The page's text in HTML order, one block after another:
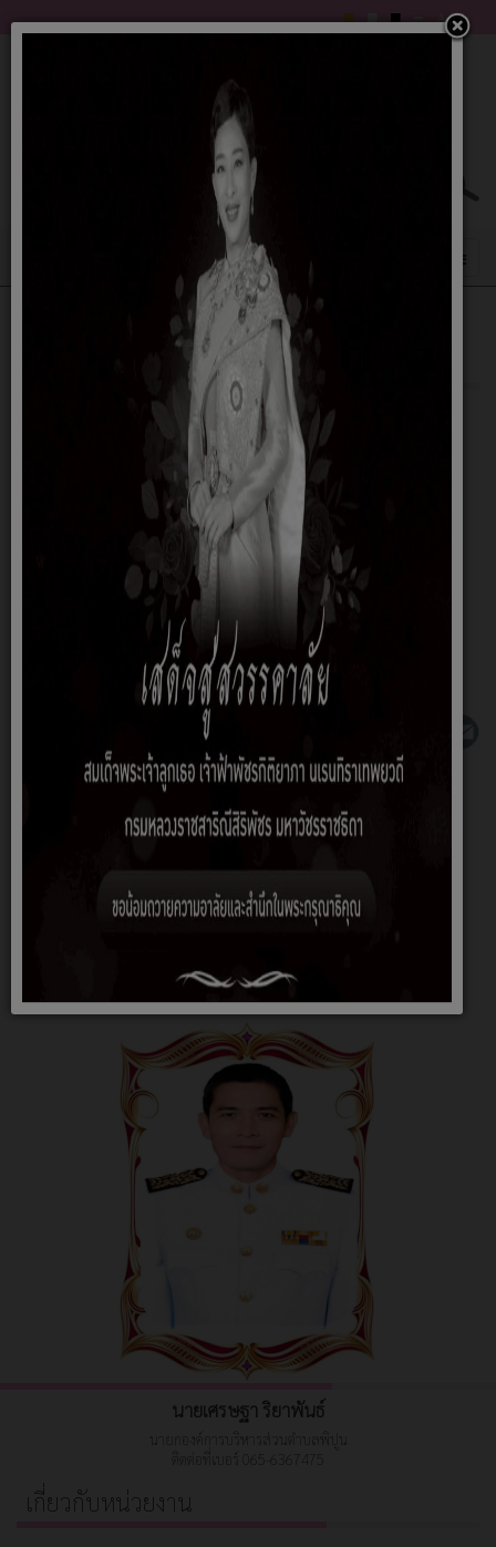
การติดตามและประเมินผลแผนพัฒนา ประจำปี
รายละเอียดดังนี้
นายเศรษฐา ริยาพันธ์
นายกองค์การบริหารส่วนตำบลพิปูน
ติดต่อที่เบอร์ 065-6367475
เกี่ยวกับหน่วยงาน